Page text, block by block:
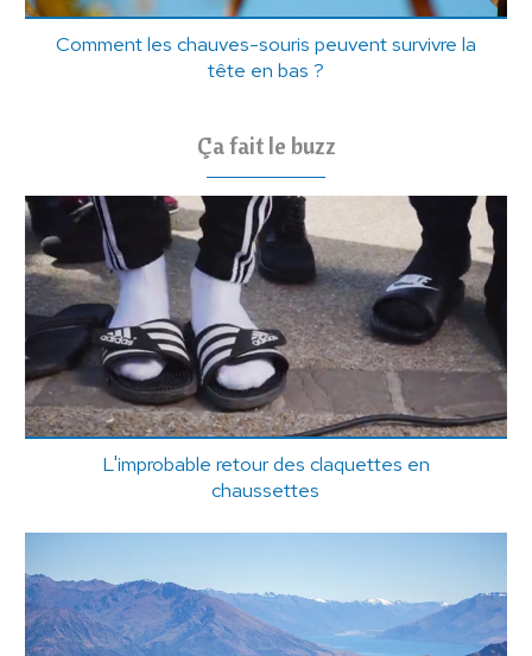
Comment les chauves-souris peuvent survivre la
tête en bas ?
Ça fait le buzz
L'improbable retour des claquettes en
chaussettes